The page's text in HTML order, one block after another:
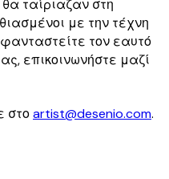
ταίριαζαν στη
με την τέχνη
τον εαυτό
επικοινωνήστε μαζί
στοartist@desenio.com.